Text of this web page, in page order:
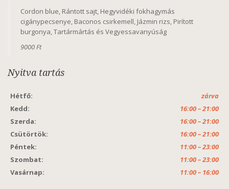
Cordon blue, Rántott sajt, Hegyvidéki fokhagymás
cigánypecsenye, Baconos csirkemell, Jázmin rizs, Pirított
burgonya, Tartármártás és Vegyessavanyúság
9000 Ft
Nyitva tartás
Hétfő:
zárva
Kedd:
16:00 – 21:00
Szerda:
16:00 – 21:00
Csütörtök:
16:00 – 21:00
Péntek:
11:00 – 23:00
Szombat:
11:00 – 23:00
Vasárnap:
11:00 – 16:00